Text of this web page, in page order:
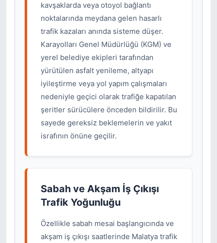
kavşaklarda veya otoyol bağlantı
noktalarında meydana gelen hasarlı
trafik kazaları anında sisteme düşer.
Karayolları Genel Müdürlüğü (KGM) ve
yerel belediye ekipleri tarafından
yürütülen asfalt yenileme, altyapı
iyileştirme veya yol yapım çalışmaları
nedeniyle geçici olarak trafiğe kapatılan
şeritler sürücülere önceden bildirilir. Bu
sayede gereksiz beklemelerin ve yakıt
israfının önüne geçilir.
Sabah ve Akşam İş Çıkışı
Trafik Yoğunluğu
Özellikle sabah mesai başlangıcında ve
akşam iş çıkışı saatlerinde Malatya trafik